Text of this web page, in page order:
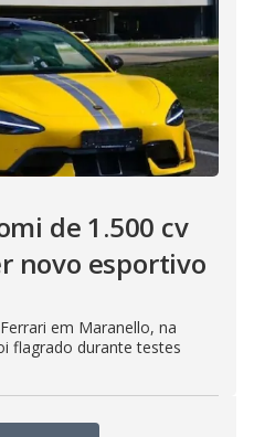
de 1.500 cv
novo esportivo
em Maranello, na
flagrado durante testes